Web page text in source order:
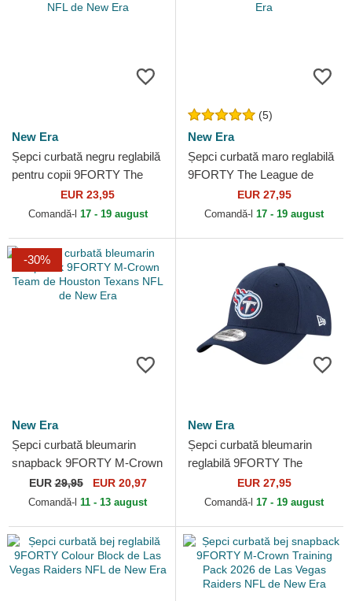
New Era
Șepci curbată negru reglabilă
pentru copii 9FORTY The
League de Cincinnati Bengals
NFL de New Era
EUR 23,95
Comandă-l 17 - 19 august
(5)
New Era
Șepci curbată maro reglabilă
9FORTY The League de
Cleveland Browns NFL de
New Era
EUR 27,95
Comandă-l 17 - 19 august
-30%
New Era
Șepci curbată bleumarin
snapback 9FORTY M-Crown
Team de Houston Texans
NFL de New Era
EUR29,95 EUR 20,97
Comandă-l 11 - 13 august
New Era
Șepci curbată bleumarin
reglabilă 9FORTY The
League de Tennessee Titans
NFL de New Era
EUR 27,95
Comandă-l 17 - 19 august